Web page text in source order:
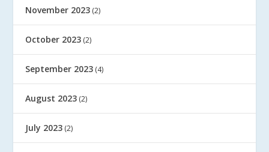
November 2023 (2)
October 2023 (2)
September 2023 (4)
August 2023 (2)
July 2023 (2)